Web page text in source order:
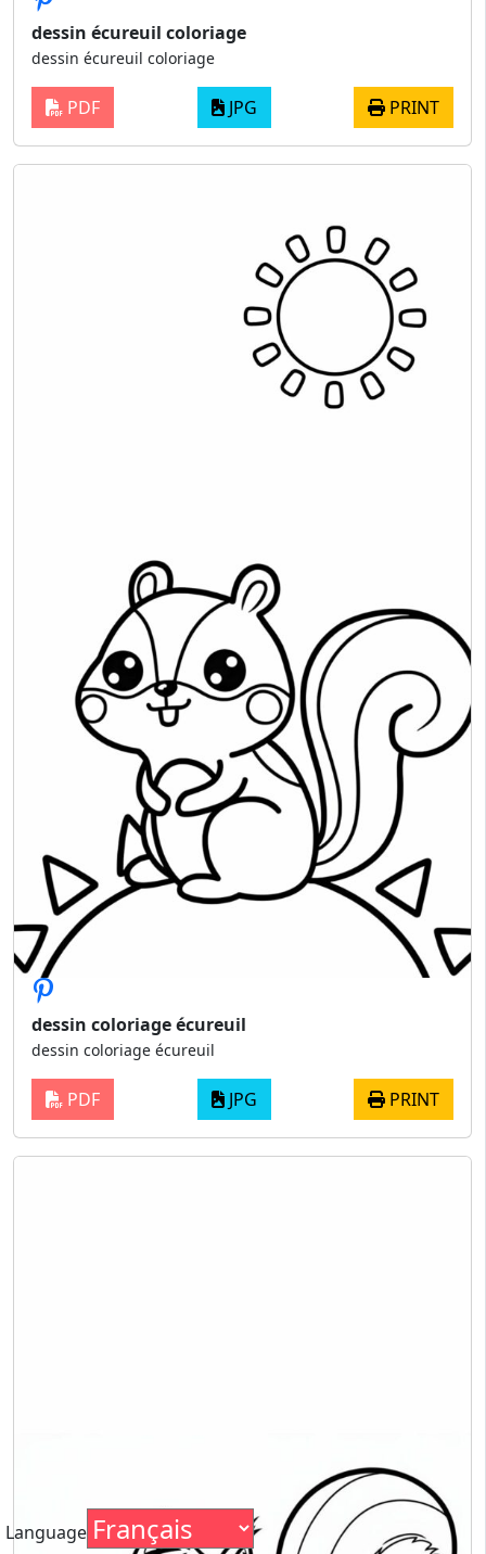
dessin écureuil coloriage
dessin écureuil coloriage
PDF JPG PRINT
dessin coloriage écureuil
dessin coloriage écureuil
PDF JPG PRINT
Language